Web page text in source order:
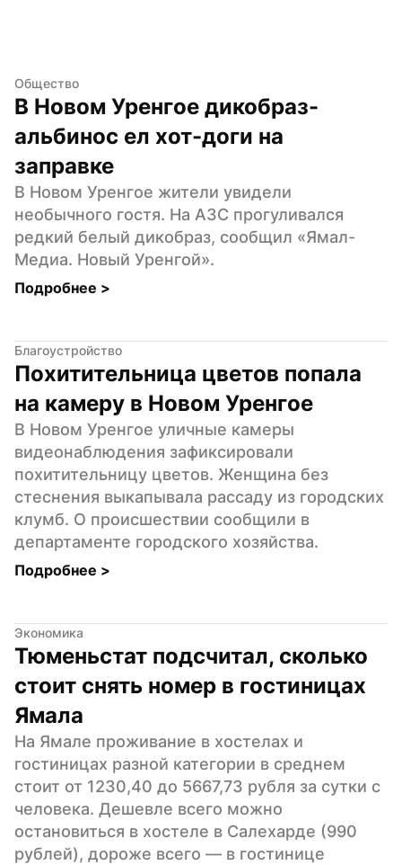
Общество
В Новом Уренгое дикобраз-
альбинос ел хот-доги на
заправке
В Новом Уренгое жители увидели
необычного гостя. На АЗС прогуливался
редкий белый дикобраз, сообщил «Ямал-
Медиа. Новый Уренгой».
Подробнее >
Благоустройство
Похитительница цветов попала
на камеру в Новом Уренгое
В Новом Уренгое уличные камеры
видеонаблюдения зафиксировали
похитительницу цветов. Женщина без
стеснения выкапывала рассаду из городских
клумб. О происшествии сообщили в
департаменте городского хозяйства.
Подробнее >
Экономика
Тюменьстат подсчитал, сколько
стоит снять номер в гостиницах
Ямала
На Ямале проживание в хостелах и
гостиницах разной категории в среднем
стоит от 1230,40 до 5667,73 рубля за сутки с
человека. Дешевле всего можно
остановиться в хостеле в Салехарде (990
рублей), дороже всего — в гостинице